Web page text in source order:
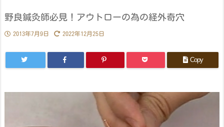
野良鍼灸師必見！アウトローの為の経外奇穴
2013年7月9日 2022年12月25日
Copy